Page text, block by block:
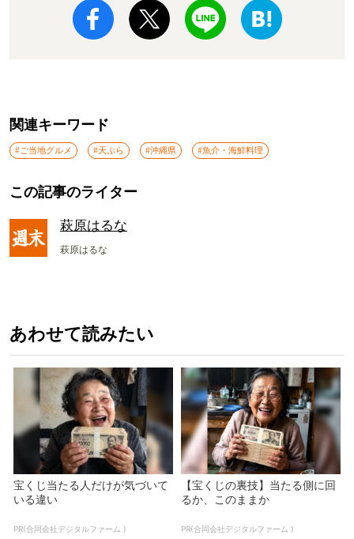
関連キーワード
#ご当地グルメ #天ぷら #沖縄県 #魚介・海鮮料理
この記事のライター
萩原はるな
萩原はるな
あわせて読みたい
宝くじ当たる人だけが気づいて
いる違い
PR(合同会社デジタルファーム )
【宝くじの裏技】当たる側に回
るか、このままか
PR(合同会社デジタルファーム )